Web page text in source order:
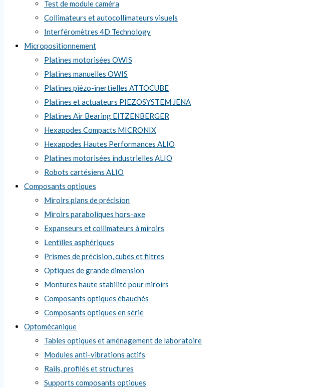
Test de module caméra
Collimateurs et autocollimateurs visuels
Interféromètres 4D Technology
Micropositionnement
Platines motorisées OWIS
Platines manuelles OWIS
Platines piézo-inertielles ATTOCUBE
Platines et actuateurs PIEZOSYSTEM JENA
Platines Air Bearing EITZENBERGER
Hexapodes Compacts MICRONIX
Hexapodes Hautes Performances ALIO
Platines motorisées industrielles ALIO
Robots cartésiens ALIO
Composants optiques
Miroirs plans de précision
Miroirs paraboliques hors-axe
Expanseurs et collimateurs à miroirs
Lentilles asphériques
Prismes de précision, cubes et filtres
Optiques de grande dimension
Montures haute stabilité pour miroirs
Composants optiques ébauchés
Composants optiques en série
Optomécanique
Tables optiques et aménagement de laboratoire
Modules anti-vibrations actifs
Rails, profilés et structures
Supports composants optiques